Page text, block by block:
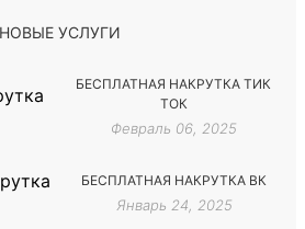
НОВЫЕ УСЛУГИ
БЕСПЛАТНАЯ НАКРУТКА ТИК
ТОК
Февраль 06, 2025
БЕСПЛАТНАЯ НАКРУТКА ВК
Январь 24, 2025